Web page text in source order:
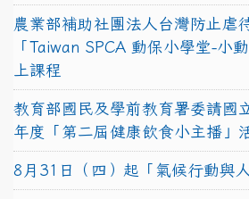
農業部補助社團法人台灣防止虐
「Taiwan SPCA 動保小學堂-小
上課程
教育部國民及學前教育署委請國
年度「第二屆健康飲食小主播」
8月31日（四）起「氣候行動與